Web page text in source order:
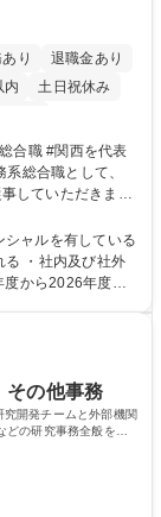
り
退職金あり
内
土日祝休み
していただきま
に関係する各種業
将来のキャリアを
での現場育成や研
ャルを有している
る ・社内及び社外
による自然災害の
まっています。
貢献してまいりま
その他事務
開発チームと外部機関
の研究事務全般をお